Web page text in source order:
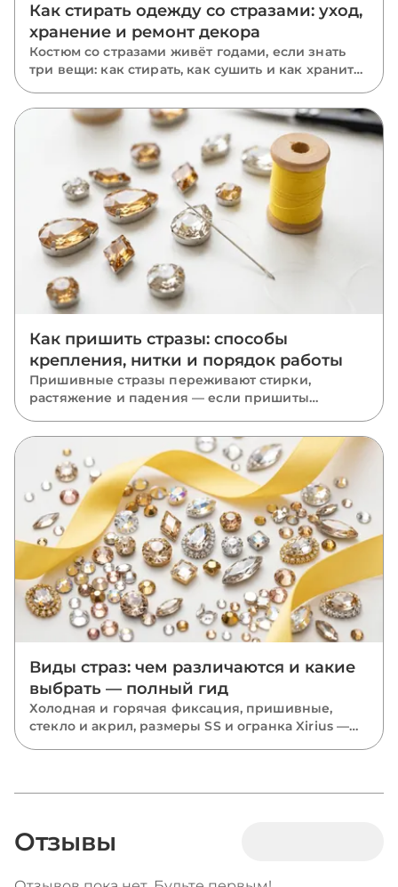
Как стирать одежду со стразами: уход,
хранение и ремонт декора
Костюм со стразами живёт годами, если знать
три вещи: как стирать, как сушить и как хранить.
и машинная стирка, глажка, хранение и ремонт
отклеившихся камней.
Как пришить стразы: способы
крепления, нитки и порядок работы
Пришивные стразы переживают стирки,
растяжение и падения — если пришиты
вести стежки через отверстия, чем отличается
крепление капли, риволи и ромба и какие
ошибки роняют камни.
Виды страз: чем различаются и какие
выбрать — полный гид
Холодная и горячая фиксация, пришивные,
стекло и акрил, размеры SS и огранка Xirius —
Отзывы